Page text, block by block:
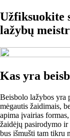
Užfiksuokite
lažybų
Kas yra
Beisbolo lažybos yra
mėgautis žaidimais,
apima įvairias
žaidėjų pasirodymo
bus išmušti tam tikru